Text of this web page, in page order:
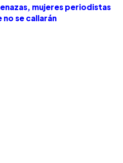
mujeres periodistas
no se callarán